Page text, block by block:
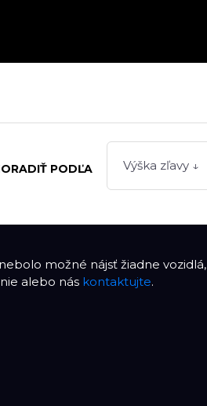
PODĽA Výška zľavy ↓
možné nájsť žiadne vozidlá,
alebo nás kontaktujte.